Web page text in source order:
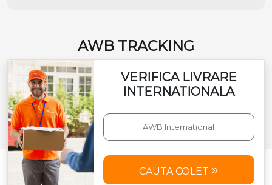
AWB TRACKING
VERIFICA LIVRARE
INTERNATIONALA
CAUTA COLET